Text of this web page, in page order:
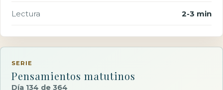
Lectura 2-3 min
SERIE
Pensamientos matutinos
Día 134 de 364